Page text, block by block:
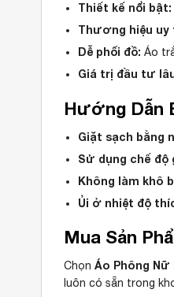
Thiết kế nổi bật:
Thương hiệu uy
Dễ phối đồ: Áo
Giá trị đầu tư
Hướng Dẫn
Giặt sạch bằng
Sử dụng chế độ
Không làm khô
Ủi ở nhiệt độ
Mua Sản
Chọn Áo Phông Nữ
luôn có sẵn trong